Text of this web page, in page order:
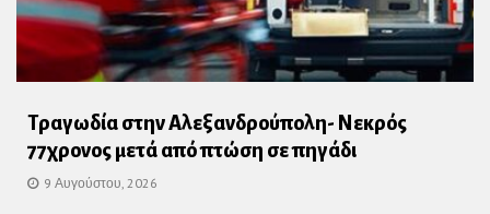
Τραγωδία στην Αλεξανδρούπολη- Νεκρός
77χρονος μετά από πτώση σε πηγάδι
9 Αυγούστου, 2026